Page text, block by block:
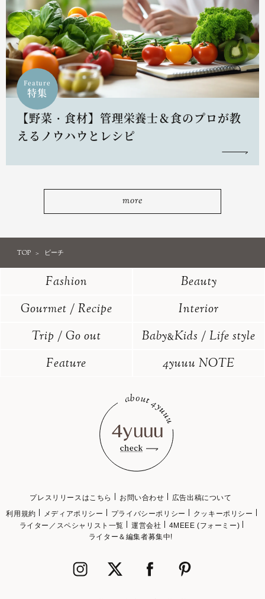
Feature
特集
【野菜・食材】管理栄養士＆食のプロが教
えるノウハウとレシピ
more
TOP ビーチ
Fashion
Beauty
Gourmet / Recipe
Interior
Trip / Go out
Baby&Kids / Life style
Feature
4yuuu NOTE
プレスリリースはこちら お問い合わせ
広告出稿について
利用規約
メディアポリシー プライバシーポリシー
クッキーポリシー
ライター／スペシャリスト一覧
運営会社
4MEEE (フォーミー)
ライター＆編集者募集中!